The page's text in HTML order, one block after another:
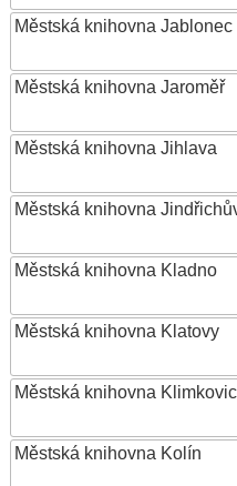
Městská knihovna
Městská knihovna Jaroměř
Městská knihovna Jihlava
Městská knihovna
Městská knihovna Kladno
Městská knihovna Klatovy
Městská knihovna
Městská knihovna Kolín